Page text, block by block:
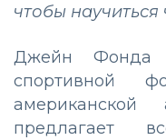
чтобы
Джейн Фонда
спортивной
предлагает